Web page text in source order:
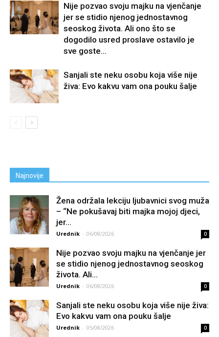
Nije pozvao svoju majku na vjenčanje
jer se stidio njenog jednostavnog
seoskog života. Ali ono što se
dogodilo usred proslave ostavilo je
sve goste...
Sanjali ste neku osobu koja više nije
živa: Evo kakvu vam ona pouku šalje
Najnovije
Žena održala lekciju ljubavnici svog muža
– “Ne pokušavaj biti majka mojoj djeci,
jer...
Urednik - 06/08/2026 0
Nije pozvao svoju majku na vjenčanje jer
se stidio njenog jednostavnog seoskog
života. Ali...
Urednik - 06/08/2026 0
Sanjali ste neku osobu koja više nije živa:
Evo kakvu vam ona pouku šalje
Urednik - 05/08/2026 0